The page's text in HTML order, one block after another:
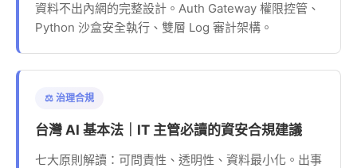
資料不出內網的完整設計。Auth Gateway 權限控管、
Python 沙盒安全執行、雙層 Log 審計架構。
⚖️ 治理合規
台灣 AI 基本法｜IT 主管必讀的資安合規建議
七大原則解讀：可問責性、透明性、資料最小化。出事